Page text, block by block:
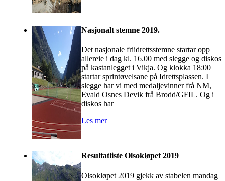
Nasjonalt stemne 2019.
Det nasjonale friidrettsstemne startar opp
allereie i dag kl. 16.00 med slegge og diskos
på kastanlegget i Vikja. Og klokka 18:00
startar sprintøvelsane på Idrettsplassen. I
slegge har vi med medaljevinner frå NM,
Evald Osnes Devik frå Brodd/GFIL. Og i
diskos har
Les mer
Resultatliste Olsokløpet 2019
Olsokløpet 2019 gjekk av stabelen mandag